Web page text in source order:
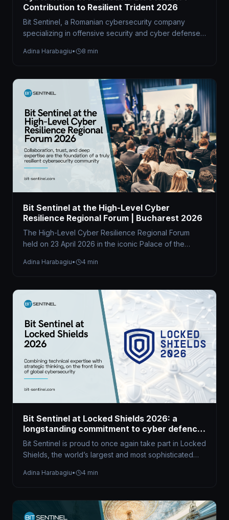
Contribution to Resilient Trident 2026
Bit Sentinel, a Romanian cybersecurity company
specializing in offensive security and cyber defense
Adina Harabagiu• 8 min
Bit Sentinel at the High-Level Cyber
Resilience Regional Forum | Bucharest 2026
The High-Level Cyber Resilience Regional Forum
held on 23 April 2026 in the iconic Palace of the
Adina Harabagiu• 4 min
Bit Sentinel at Locked Shields 2026: a
longstanding commitment to cyber defence
excellence
Bit Sentinel is proud to once again take part in Locked
Shields, the world’s largest and most sophisticated
Adina Harabagiu• 4 min